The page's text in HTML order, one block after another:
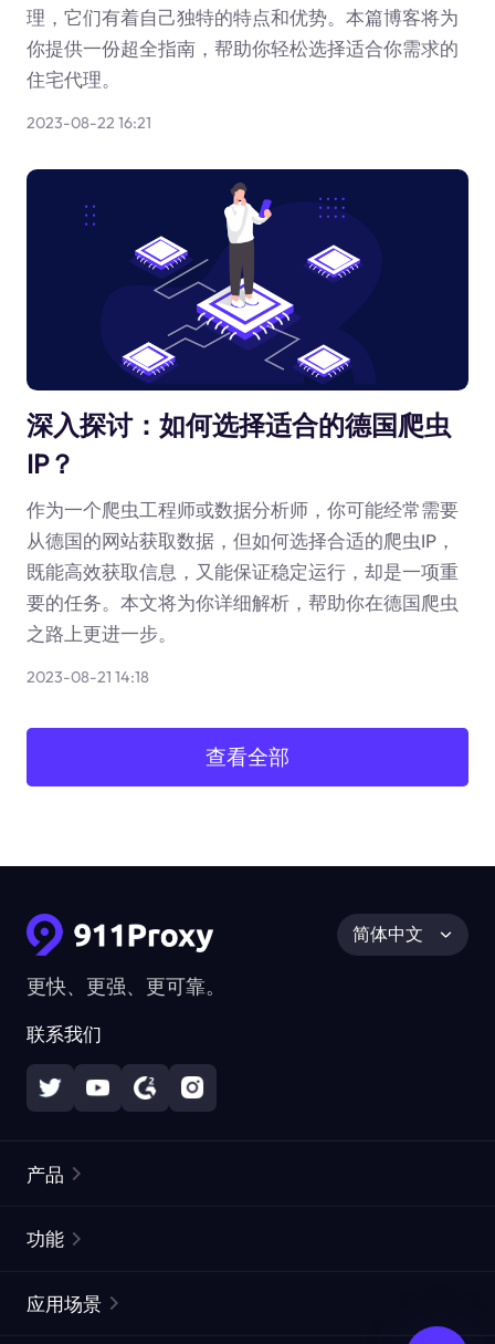
理，它们有着自己独特的特点和优势。本篇博客将为
你提供一份超全指南，帮助你轻松选择适合你需求的
住宅代理。
2023-08-22 16:21
深入探讨：如何选择适合的德国爬虫
IP？
作为一个爬虫工程师或数据分析师，你可能经常需要
从德国的网站获取数据，但如何选择合适的爬虫IP，
既能高效获取信息，又能保证稳定运行，却是一项重
要的任务。本文将为你详细解析，帮助你在德国爬虫
之路上更进一步。
2023-08-21 14:18
查看全部
更快、更强、更可靠。
联系我们
简体中文
产品
静态住宅代理
功能
应用场景